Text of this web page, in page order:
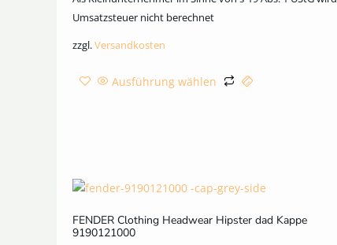
Umsatzsteuer nicht berechnet
zzgl.Versandkosten
Ausführung wählen
FENDER Clothing Headwear Hipster dad Kappe
9190121000